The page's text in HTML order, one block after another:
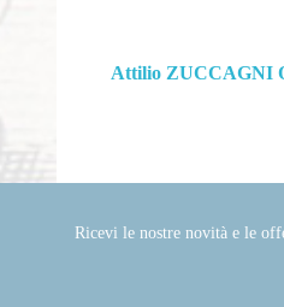
Attilio ZUCCAGNI
Ricevi le nostre novità e le